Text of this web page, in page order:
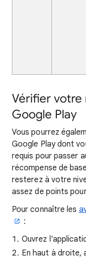
Vérifier votre
Google Play
Vous pourrez
Google Play dont
requis pour passer
récompense de
resterez à votre
assez de points
Pour connaître les
:
Ouvrez
En haut à droite,